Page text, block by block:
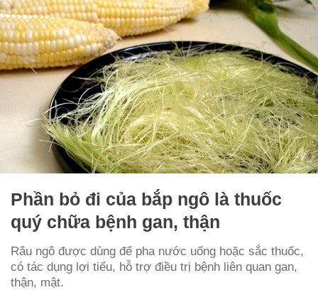
Phần bỏ đi của bắp ngô là thuốc
quý chữa bệnh gan, thận
Râu ngô được dùng để pha nước uống hoặc sắc thuốc,
có tác dụng lợi tiểu, hỗ trợ điều trị bệnh liên quan gan,
thận, mật.